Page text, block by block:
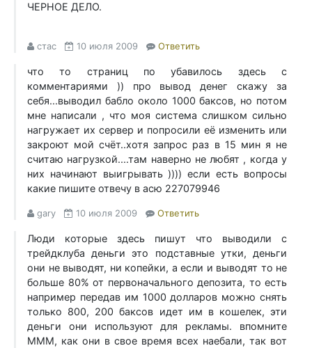
ЧЕРНОЕ ДЕЛО.
стас 10 июля 2009 Ответить
что то страниц по убавилось здесь с
комментариями )) про вывод денег скажу за
себя...выводил бабло около 1000 баксов, но потом
мне написали , что моя система слишком сильно
нагружает их сервер и попросили её изменить или
закроют мой счёт..хотя запрос раз в 15 мин я не
считаю нагрузкой....там наверно не любят , когда у
них начинают выигрывать )))) если есть вопросы
какие пишите отвечу в асю 227079946
gary 10 июля 2009 Ответить
Люди которые здесь пишут что выводили с
трейдклуба деньги это подставные утки, деньги
они не выводят, ни копейки, а если и выводят то не
больше 80% от первоначального депозита, то есть
например передав им 1000 долларов можно снять
только 800, 200 баксов идет им в кошелек, эти
деньги они используют для рекламы. впомните
МММ, как они в свое время всех наебали, так вот